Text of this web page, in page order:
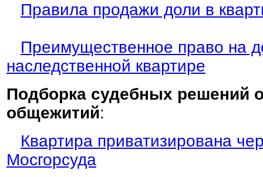
Правила продажи доли в
Преимущественное право на
наследственной квартире
Подборка судебных решений
общежитий:
Квартира приватизирована
Мосгорсуда